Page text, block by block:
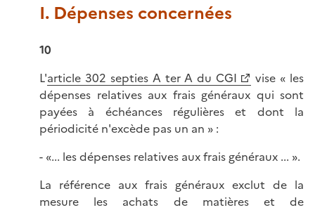
I. Dépenses concernées
10
L'article 302 septies A ter A du CGI
vise « les
dépenses relatives aux frais généraux qui sont
payées à échéances régulières et dont la
périodicité n'excède pas un an » :
- «... les dépenses relatives aux frais généraux ... ».
La référence aux frais généraux exclut de la
mesure les achats de matières et de